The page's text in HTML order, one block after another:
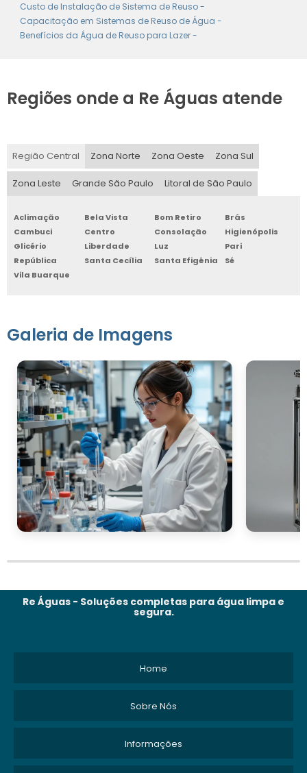
Custo de Instalação de Sistema de Reuso -
Capacitação em Sistemas de Reuso de Água -
Benefícios da Água de Reuso para Lazer -
Regiões onde a Re Águas atende
Região Central Zona Norte Zona Oeste Zona Sul
Zona Leste Grande São Paulo Litoral de São Paulo
Aclimação Bela Vista Bom Retiro
Brás
Cambuci
Centro Consolação
Higienópolis
Glicério
Liberdade Luz
Pari
República
Santa Cecília Santa Efigênia
Sé
Vila Buarque
Galeria de Imagens
Re Águas - Soluções completas para água limpa e
segura.
Home
Sobre Nós
Informações